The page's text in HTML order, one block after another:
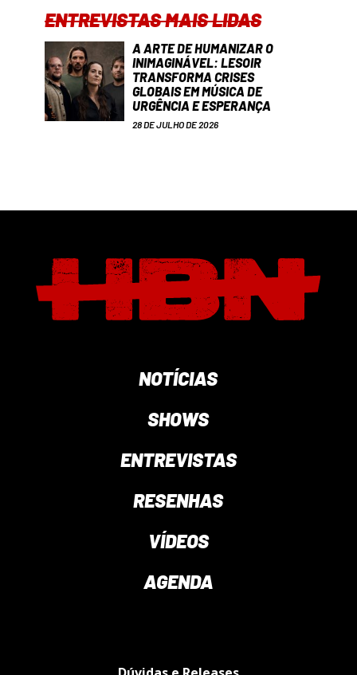
ENTREVISTAS MAIS LIDAS
A ARTE DE HUMANIZAR O
INIMAGINÁVEL: LESOIR
TRANSFORMA CRISES
GLOBAIS EM MÚSICA DE
URGÊNCIA E ESPERANÇA
28 DE JULHO DE 2026
NOTÍCIAS
SHOWS
ENTREVISTAS
RESENHAS
VÍDEOS
AGENDA